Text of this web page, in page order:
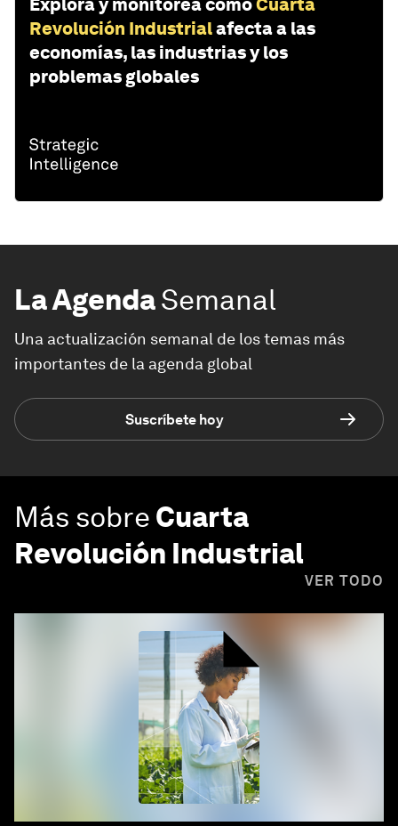
Explora y monitorea cómoCuarta
Revolución Industrialafecta a las
economías, las industrias y los
problemas globales
La AgendaSemanal
Una actualización semanal de los temas más
importantes de la agenda global
Suscríbete hoy
Más sobre Cuarta
Revolución Industrial
VER TODO